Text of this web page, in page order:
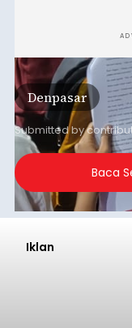
Denpasar
Submitted by
Baca
Iklan